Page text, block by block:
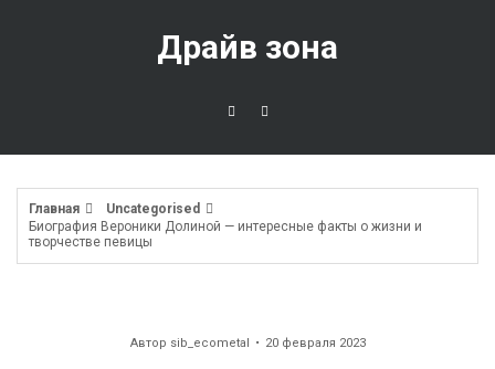
Драйв зона
Главная
Uncategorised
Биография Вероники Долиной — интересные факты о жизни и
творчестве певицы
Автор sib_ecometal 20 февраля 2023